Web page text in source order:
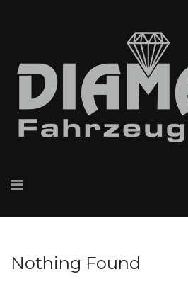
Nothing Found